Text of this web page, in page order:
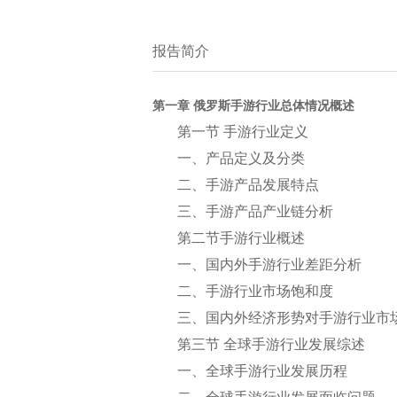
报告简介
第一章 俄罗斯手游行业总体情况概述
第一节 手游行业定义
一、产品定义及分类
二、手游产品发展特点
三、手游产品产业链分析
第二节手游行业概述
一、国内外手游行业差距分析
二、手游行业市场饱和度
三、国内外经济形势对手游行业市
第三节 全球手游行业发展综述
一、全球手游行业发展历程